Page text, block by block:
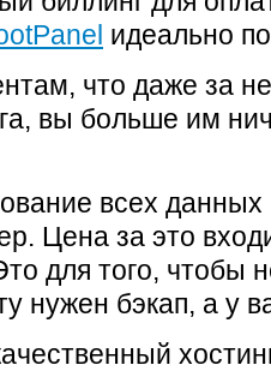
идеально
что даже за
вы больше им
всех данных
Цена за это
для того, чтобы
нужен бэкап, а у